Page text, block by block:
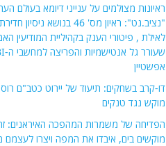
ראיונות מצולמים על ענייני דיומא בעולם
"נציב.נט": ראיון מס' 46 בנושא
לאילת , פיטורי הענק בקהיליית המודיעין
אפשטיין
דו-קרב בשחקים: תיעוד של יירוט כטב"ם
מוקש נגד טנקים
הפדיחה של משמרות המהפכה האיראנים:
מוקשים בים, איבדו את המפה ויצרו לעצמם